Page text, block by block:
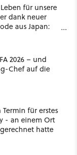
für unsere
dank neuer
aus Japan:
es nicht so
2026 – und
Chef auf die
für erstes
- an einem Ort
hatte